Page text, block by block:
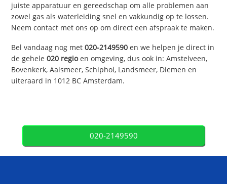
juiste apparatuur en gereedschap om alle problemen aan
zowel gas als waterleiding snel en vakkundig op te lossen.
Neem contact met ons op om direct een afspraak te maken.
Bel vandaag nog met020-2149590 en we helpen je direct in
de gehele020 regioen omgeving, dus ook in: Amstelveen,
Bovenkerk, Aalsmeer, Schiphol, Landsmeer, Diemen en
uiteraard in 1012 BC Amsterdam.
020-2149590